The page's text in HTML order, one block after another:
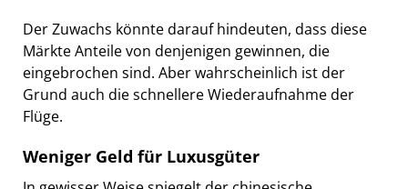
Der Zuwachs könnte darauf hindeuten, dass diese
Märkte Anteile von denjenigen gewinnen, die
eingebrochen sind. Aber wahrscheinlich ist der
Grund auch die schnellere Wiederaufnahme der
Flüge.
Weniger Geld für Luxusgüter